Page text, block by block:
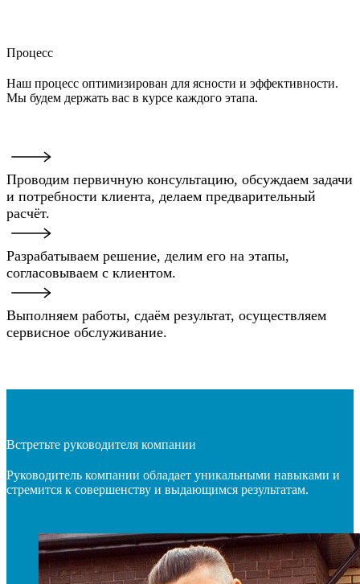
Процесс
Наш процесс оптимизирован для ясности и эффективности.
Мы будем держать вас в курсе каждого этапа.
Проводим первичную консультацию, обсуждаем задачи
и потребности клиента, делаем предварительный
расчёт.
Разрабатываем решение, делим его на этапы,
согласовываем с клиентом.
Выполняем работы, сдаём результат, осуществляем
сервисное обслуживание.
Встретьте руководителя компании
Руководитель компании обладает уникальными навыками и
стремится к совершенству и выдающимся результатам.